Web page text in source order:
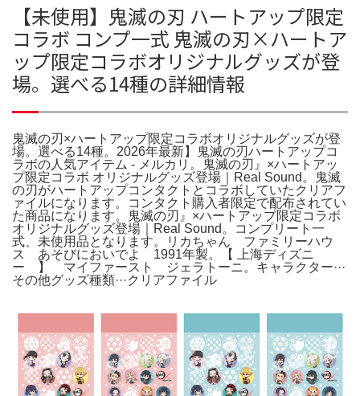
【未使用】鬼滅の刃 ハートアップ限定
コラボ コンプ一式 鬼滅の刃×ハートア
ップ限定コラボオリジナルグッズが登
場。選べる14種の詳細情報
鬼滅の刃×ハートアップ限定コラボオリジナルグッズが登
場。選べる14種。2026年最新】鬼滅の刃ハートアップコ
ラボの人気アイテム - メルカリ。鬼滅の刃』×ハートアッ
プ限定コラボ オリジナルグッズ登場｜Real Sound。鬼滅
の刃がハートアップコンタクトとコラボしていたクリアフ
ァイルになります。コンタクト購入者限定で配布されてい
た商品になります。鬼滅の刃』×ハートアップ限定コラボ
オリジナルグッズ登場｜Real Sound。コンプリート一
式、未使用品となります。リカちゃん ファミリーハウ
ス あそびにおいでよ 1991年製。【 上海ディズニ
ー 】 マイファースト ジェラトーニ。キャラクター···
その他グッズ種類···クリアファイル